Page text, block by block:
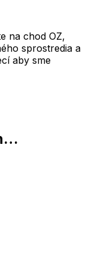
na chod OZ,
sprostredia a
aby sme